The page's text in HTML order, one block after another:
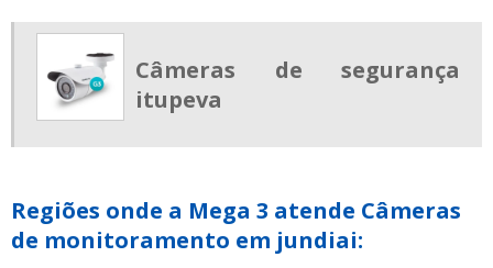
KIT CERCA ELETRICA JUNDIAI
MOTOR DE PORTÃO PREÇO
SISTEMA DE ALARME JUNDIAI
CERCA DE SEGURANÇA CONCERTINA PREÇO
Câmeras de segurança
itupeva
Regiões onde a Mega 3 atende Câmeras
de monitoramento em jundiai: